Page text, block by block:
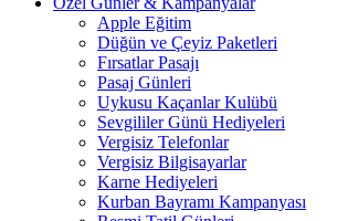
Apple Eğitim
Düğün ve Çeyiz Paketleri
Fırsatlar Pasajı
Pasaj Günleri
Uykusu Kaçanlar Kulübü
Sevgililer Günü Hediyeleri
Vergisiz Telefonlar
Vergisiz Bilgisayarlar
Karne Hediyeleri
Kurban Bayramı Kampanyası